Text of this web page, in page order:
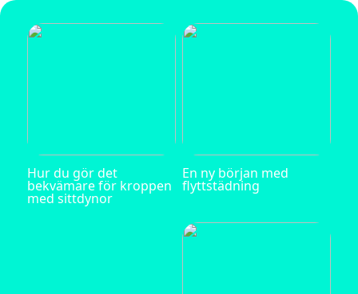
Hur du gör det
bekvämare för kroppen
med sittdynor
En ny början med
flyttstädning